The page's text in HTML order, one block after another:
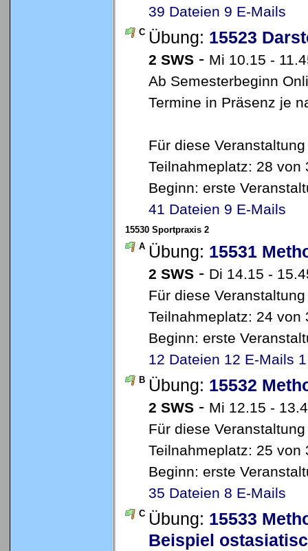
39 Dateien 9 E-Mails
C Übung: 15523
2 SWS - Mi 10.15 -
Ab Semesterbeginn
Termine in Präsenz je
Für diese
Teilnahmeplatz: 28 von
Beginn: erste
41 Dateien 9 E-Mails
15530 Sportpraxis 2
A Übung: 15531
2 SWS - Di 14.15 -
Für diese
Teilnahmeplatz: 24 von
Beginn: erste
12 Dateien 12 E-Mails
B Übung: 15532
2 SWS - Mi 12.15 -
Für diese
Teilnahmeplatz: 25 von
Beginn: erste
35 Dateien 8 E-Mails
C Übung: 15533
Beispiel